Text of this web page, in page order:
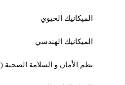
الميكانيك الحيوي
الميكانيك الهندسي
نظم الأمان و السلامة الصحية (2) - خطة فصلية